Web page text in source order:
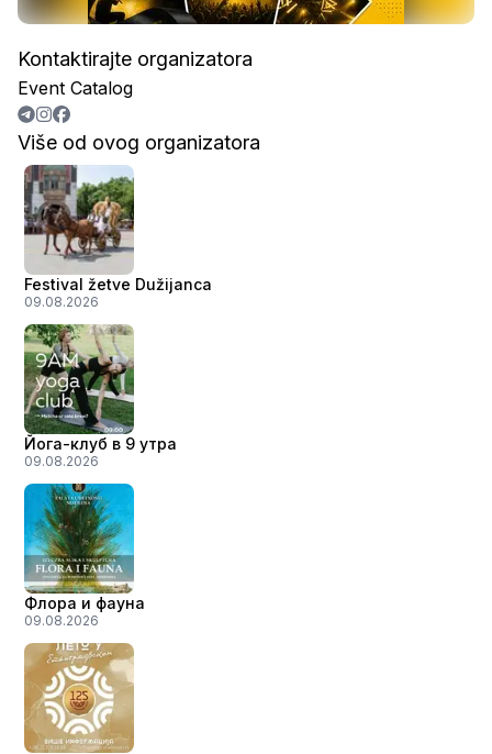
Kontaktirajte organizatora
Event Catalog
Više od ovog organizatora
Festival žetve Dužijanca
09.08.2026
Йога-клуб в 9 утра
09.08.2026
Флора и фауна
09.08.2026